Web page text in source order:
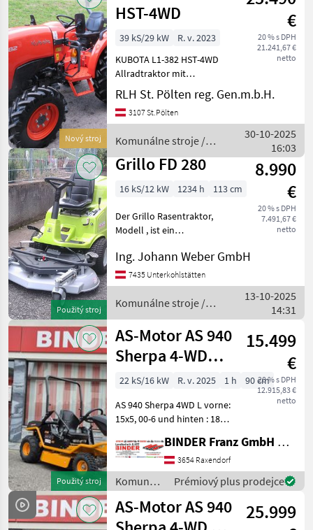
Nový stroj
HST-4WD
€
20 % s DPH
21.241,67 €
netto
39 kS/29 kW
R. v. 2023
KUBOTA L1-382 HST-4WD
Allradtraktor mit
Sturzbügel, 38 PS Motor: *
KUBOTA Flüster-
Dieselmotor * 3-Zylinder,
EURO V Antrieb: * Zentraler
Allrad
RLH St. Pölten reg. Gen.m.b.H.
3107 St.Pölten
Komunálne stroje /
Kubota
30-10-2025
16:03
Použitý stroj
Grillo FD 280
8.990
€
20 % s DPH
7.491,67 €
netto
16 kS/12 kW 1234 h 113 cm
Der Grillo Rasentraktor,
Modell , ist ein
vielseitiger Frontmäher, der
ideal für die Pflege großer
Rasenflächen geeignet ist.
Angetrieben von ei
Ing. Johann Weber GmbH
7435 Unterkohlstätten
Komunálne stroje /
Grillo
13-10-2025
14:31
Použitý stroj
AS-Motor AS 940
Sherpa 4-WD
Aufsitz-
Hochgrasmäher
15.499
€
20 % s DPH
12.915,83 €
netto
22 kS/16 kW R. v. 2025 1 h
90 cm
AS 940 Sherpa 4WD L vorne:
15x5, 00-6 und hinten : 18x9,
mit Loncin Motor ist ein
Profi-Aufsitzmäher mit
Allradantrieb und einer
Schnitt
BINDER Franz GmbH & CoKG
3654 Raxendorf
Komunálne
stroje /
AS-Motor
Prémiový plus prodejce
AS-Motor AS 940
25.999